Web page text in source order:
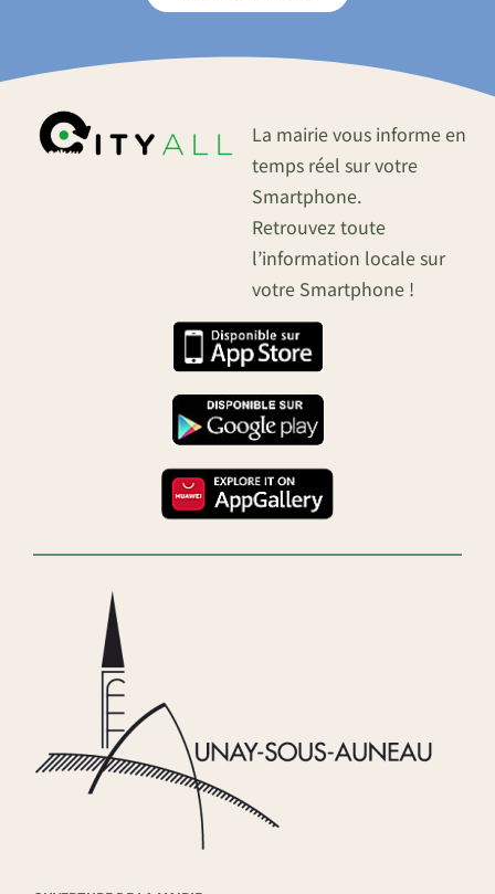
La mairie vous informe en
temps réel sur votre
Smartphone.
Retrouvez toute
l’information locale sur
votre Smartphone !